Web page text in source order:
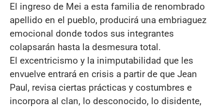
El ingreso de Mei a esta familia de renombrado
apellido en el pueblo, producirá una embriaguez
emocional donde todos sus integrantes
colapsarán hasta la desmesura total.
El excentricismo y la inimputabilidad que les
envuelve entrará en crisis a partir de que Jean
Paul, revisa ciertas prácticas y costumbres e
incorpora al clan, lo desconocido, lo disidente,